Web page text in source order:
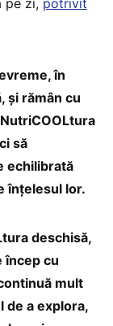
în
și rămân cu
să
echilibrată
înțelesul lor.
deschisă,
încep cu
mult
de a explora,